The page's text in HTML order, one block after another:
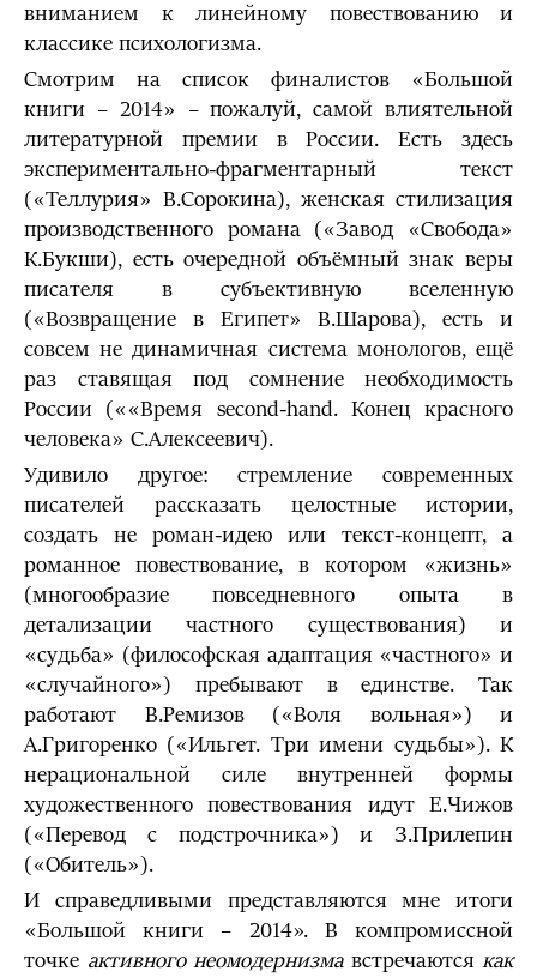
вниманием к линейному повествованию и
классике психологизма.
Смотрим на список финалистов «Большой
книги – 2014» – пожалуй, самой влиятельной
литературной премии в России. Есть здесь
экспериментально-фрагментарный текст
(«Теллурия» В.Сорокина), женская стилизация
производственного романа («Завод «Свобода»
К.Букши), есть очередной объёмный знак веры
писателя в субъективную вселенную
(«Возвращение в Египет» В.Шарова), есть и
совсем не динамичная система монологов, ещё
раз ставящая под сомнение необходимость
России (««Время second-hand. Конец красного
человека» С.Алексеевич).
Удивило другое: стремление современных
писателей рассказать целостные истории,
создать не роман-идею или текст-концепт, а
романное повествование, в котором «жизнь»
(многообразие повседневного опыта в
детализации частного существования) и
«судьба» (философская адаптация «частного» и
«случайного») пребывают в единстве. Так
работают В.Ремизов («Воля вольная») и
А.Григоренко («Ильгет. Три имени судьбы»). К
нерациональной силе внутренней формы
художественного повествования идут Е.Чижов
(«Перевод с подстрочника») и З.Прилепин
(«Обитель»).
И справедливыми представляются мне итоги
«Большой книги – 2014». В компромиссной
точке активного неомодернизмавстречаются как